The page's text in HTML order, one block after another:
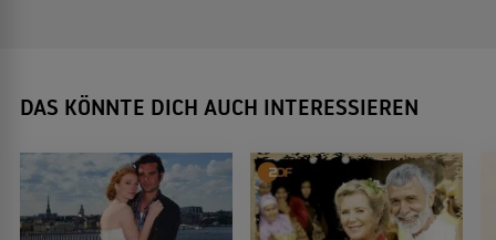
DAS KÖNNTE DICH AUCH INTERESSIEREN